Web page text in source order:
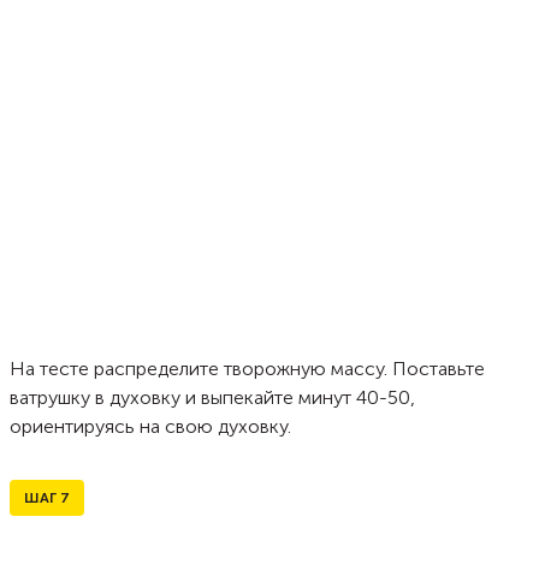
На тесте распределите творожную массу. Поставьте
ватрушку в духовку и выпекайте минут 40-50,
ориентируясь на свою духовку.
ШАГ 7